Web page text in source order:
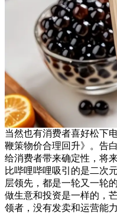
当然也有消费者喜好松下
鞭策物价合理回升》。告
给消费者带来确定性，将
比哔哩哔哩吸引的是二次
层领先，都是一轮又一轮
做生意和投资是一样的，
领者，没有发卖和运营能